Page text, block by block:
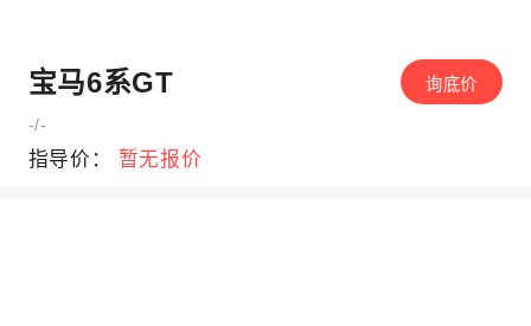
宝马6系GT
-/-
指导价： 暂无报价
询底价